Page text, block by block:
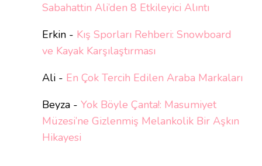
Sabahattin Ali’den 8 Etkileyici Alıntı
Erkin - Kış Sporları Rehberi: Snowboard
ve Kayak Karşılaştırması
Ali - En Çok Tercih Edilen Araba Markaları
Beyza - Yok Böyle Çanta!: Masumiyet
Müzesi’ne Gizlenmiş Melankolik Bir Aşkın
Hikayesi